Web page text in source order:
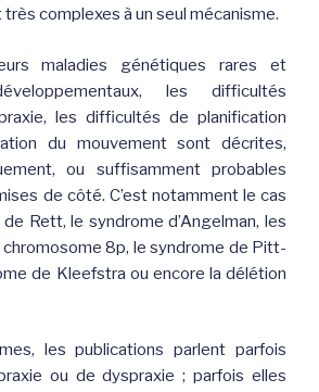
complexes à un seul mécanisme.
maladies génétiques rares et
les difficultés
les difficultés de planification
du mouvement sont décrites,
ou suffisamment probables
de côté. C’est notamment le cas
Rett, le syndrome d’Angelman, les
8p, le syndrome de Pitt-
de Kleefstra ou encore la délétion
les publications parlent parfois
ou de dyspraxie ; parfois elles